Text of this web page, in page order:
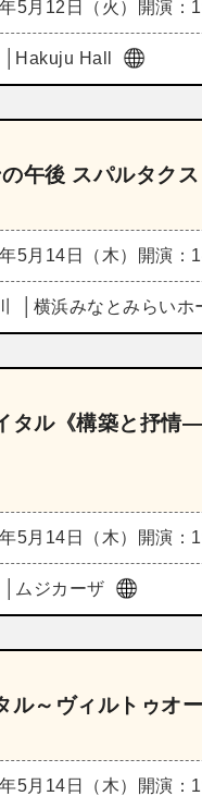
5月12日（火） 開演：
Hakuju Hall
午後 スパルタクス
5月14日（木） 開演：
横浜みなとみらいホ
タル《構築と抒情
5月14日（木） 開演：
ムジカーザ
ル～ヴィルトゥオ
5月14日（木） 開演：